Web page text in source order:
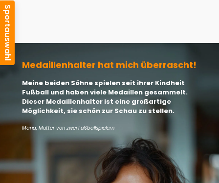
Medaillenhalter hat mich überrascht!
Meine beiden Söhne spielen seit ihrer Kindheit
Fußball und haben viele Medaillen gesammelt.
Dieser Medaillenhalter ist eine großartige
Möglichkeit, sie schön zur Schau zu stellen.
Maria, Mutter von zwei Fußballspielern